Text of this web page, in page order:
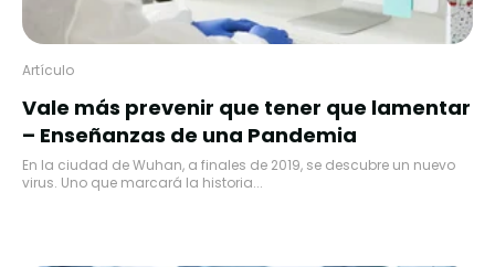
Artículo
Vale más prevenir que tener que lamentar
– Enseñanzas de una Pandemia
En la ciudad de Wuhan, a finales de 2019, se descubre un nuevo
virus. Uno que marcará la historia...